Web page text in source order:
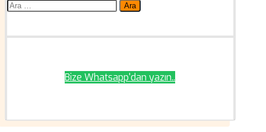
Arama:
Bize Whatsapp'dan yazın..